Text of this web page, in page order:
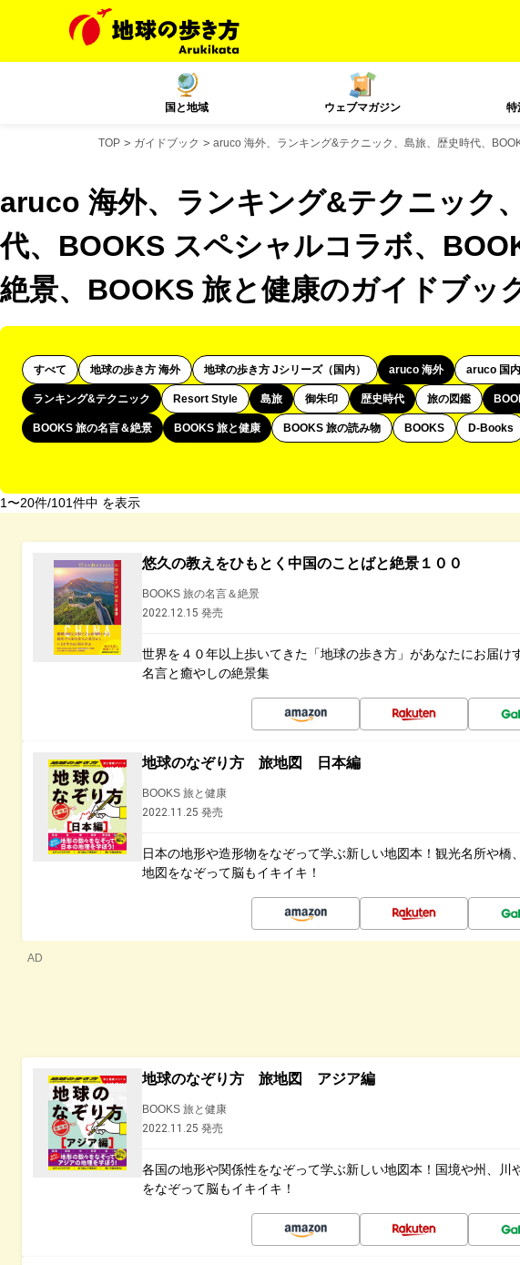
国と地域 ウェブマガジン 特
TOP ガイドブック aruco 海外、ランキング&テクニック、島旅、歴史時代、
aruco 海外、ランキング&テクニック
代、BOOKS スペシャルコラボ、
絶景、BOOKS 旅と健康のガイドブッ
すべて 地球の歩き方 海外 地球の歩き方 Jシリーズ（国内） aruco 海外 aruco 国内
ランキング&テクニック Resort Style 島旅 御朱印 歴史時代 旅の図鑑
BOOKS 旅の名言＆絶景 BOOKS 旅と健康 BOOKS 旅の読み物 BOOKS D-Books
1〜20件/101件中 を表示
悠久の教えをひもとく中国のことばと絶景１００
BOOKS 旅の名言＆絶景
2022.12.15 発売
世界を４０年以上歩いてきた「地球の歩き方」があなたにお届け
名言と癒やしの絶景集
地球のなぞり方 旅地図 日本編
BOOKS 旅と健康
2022.11.25 発売
日本の地形や造形物をなぞって学ぶ新しい地図本！観光名所や橋
地図をなぞって脳もイキイキ！
AD
地球のなぞり方 旅地図 アジア編
BOOKS 旅と健康
2022.11.25 発売
各国の地形や関係性をなぞって学ぶ新しい地図本！国境や州、川
をなぞって脳もイキイキ！